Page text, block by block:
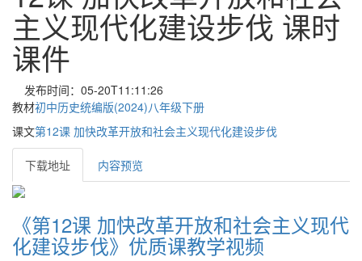
主义现代化建设步伐 课时
课件
发布时间：05-20T11:11:26
教材初中历史统编版(2024)八年级下册
课文第12课 加快改革开放和社会主义现代化建设步伐
下载地址 内容预览
《第12课 加快改革开放和社会主义现代
化建设步伐》优质课教学视频